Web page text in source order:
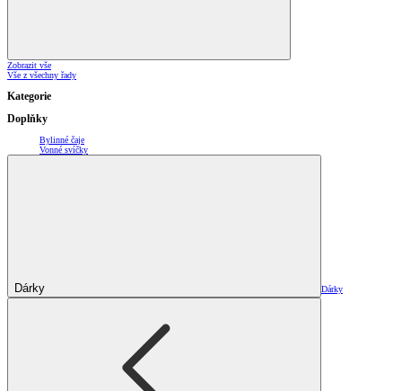
Zobrazit vše
Vše z všechny řady
Kategorie
Doplňky
Bylinné čaje
Vonné svíčky
Dárky Dárky